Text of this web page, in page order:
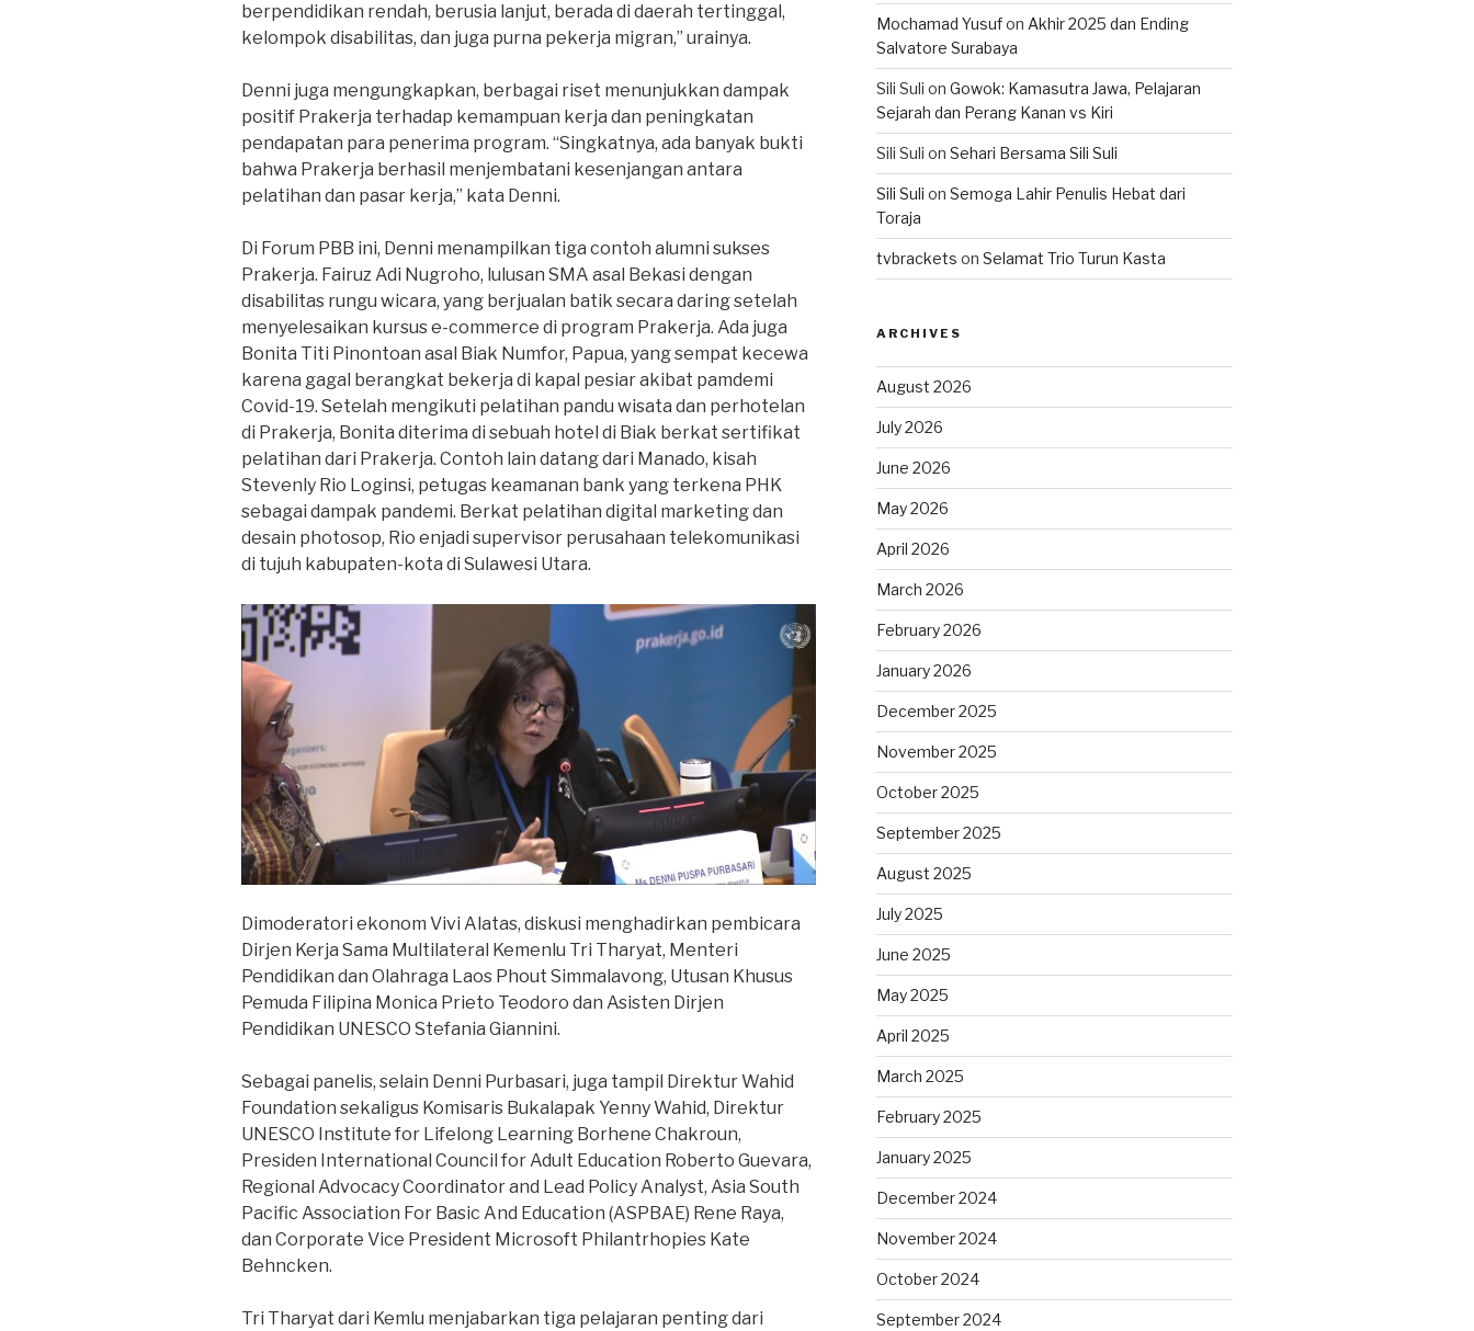
berpendidikan rendah, berusia lanjut, berada di daerah tertinggal,
kelompok disabilitas, dan juga purna pekerja migran,” urainya.
Denni juga mengungkapkan, berbagai riset menunjukkan dampak
positif Prakerja terhadap kemampuan kerja dan peningkatan
pendapatan para penerima program. “Singkatnya, ada banyak bukti
bahwa Prakerja berhasil menjembatani kesenjangan antara
pelatihan dan pasar kerja,” kata Denni.
Di Forum PBB ini, Denni menampilkan tiga contoh alumni sukses
Prakerja. Fairuz Adi Nugroho, lulusan SMA asal Bekasi dengan
disabilitas rungu wicara, yang berjualan batik secara daring setelah
menyelesaikan kursus e-commerce di program Prakerja. Ada juga
Bonita Titi Pinontoan asal Biak Numfor, Papua, yang sempat kecewa
karena gagal berangkat bekerja di kapal pesiar akibat pamdemi
Covid-19. Setelah mengikuti pelatihan pandu wisata dan perhotelan
di Prakerja, Bonita diterima di sebuah hotel di Biak berkat sertifikat
pelatihan dari Prakerja. Contoh lain datang dari Manado, kisah
Stevenly Rio Loginsi, petugas keamanan bank yang terkena PHK
sebagai dampak pandemi. Berkat pelatihan digital marketing dan
desain photosop, Rio enjadi supervisor perusahaan telekomunikasi
di tujuh kabupaten-kota di Sulawesi Utara.
Dimoderatori ekonom Vivi Alatas, diskusi menghadirkan pembicara
Dirjen Kerja Sama Multilateral Kemenlu Tri Tharyat, Menteri
Pendidikan dan Olahraga Laos Phout Simmalavong, Utusan Khusus
Pemuda Filipina Monica Prieto Teodoro dan Asisten Dirjen
Pendidikan UNESCO Stefania Giannini.
Sebagai panelis, selain Denni Purbasari, juga tampil Direktur Wahid
Foundation sekaligus Komisaris Bukalapak Yenny Wahid, Direktur
UNESCO Institute for Lifelong Learning Borhene Chakroun,
Presiden International Council for Adult Education Roberto Guevara,
Regional Advocacy Coordinator and Lead Policy Analyst, Asia South
Pacific Association For Basic And Education (ASPBAE) Rene Raya,
dan Corporate Vice President Microsoft Philantrhopies Kate
Behncken.
Tri Tharyat dari Kemlu menjabarkan tiga pelajaran penting dari
Mochamad Yusufon Akhir 2025 dan Ending
Salvatore Surabaya
Sili Suli on Gowok: Kamasutra Jawa, Pelajaran
Sejarah dan Perang Kanan vs Kiri
Sili Suli on Sehari Bersama Sili Suli
Sili Suli on Semoga Lahir Penulis Hebat dari
Toraja
tvbrackets on Selamat Trio Turun Kasta
ARCHIVES
August 2026
July 2026
June 2026
May 2026
April 2026
March 2026
February 2026
January 2026
December 2025
November 2025
October 2025
September 2025
August 2025
July 2025
June 2025
May 2025
April 2025
March 2025
February 2025
January 2025
December 2024
November 2024
October 2024
September 2024